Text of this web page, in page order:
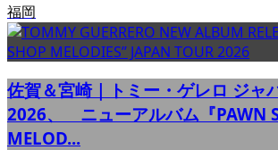
福岡
佐賀＆宮崎｜トミー・ゲレロ ジャ
2026、 ニューアルバム『PAWN
MELOD...